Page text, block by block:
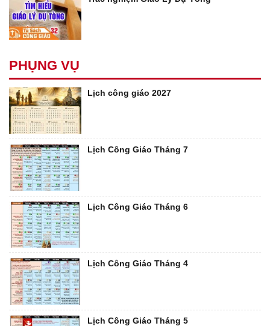
PHỤNG VỤ
Lịch công giáo 2027
Lịch Công Giáo Tháng 7
Lịch Công Giáo Tháng 6
Lịch Công Giáo Tháng 4
Lịch Công Giáo Tháng 5